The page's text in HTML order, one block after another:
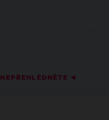
NEPŘEHLÉDNĚTE ◀